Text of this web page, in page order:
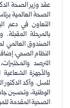
عقد وزير الصحة
الصحة العالمية
التعاون في دعم
بالمرحلة
الصندوق العالمي
النظام الصحي،
والأجهزة
للسل. وأكد الدكتور
الوطنية، وتحسين
الصحية المقدمة